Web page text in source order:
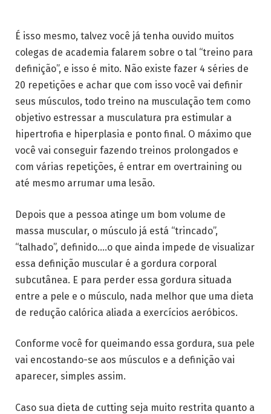
É isso mesmo, talvez você já tenha ouvido muitos
colegas de academia falarem sobre o tal “treino para
definição”, e isso é mito. Não existe fazer 4 séries de
20 repetições e achar que com isso você vai definir
seus músculos, todo treino na musculação tem como
objetivo estressar a musculatura pra estimular a
hipertrofia e hiperplasia e ponto final. O máximo que
você vai conseguir fazendo treinos prolongados e
com várias repetições, é entrar em overtraining ou
até mesmo arrumar uma lesão.
Depois que a pessoa atinge um bom volume de
massa muscular, o músculo já está “trincado”,
“talhado”, definido….o que ainda impede de visualizar
essa definição muscular é a gordura corporal
subcutânea. E para perder essa gordura situada
entre a pele e o músculo, nada melhor que uma dieta
de redução calórica aliada a exercícios aeróbicos.
Conforme você for queimando essa gordura, sua pele
vai encostando-se aos músculos e a definição vai
aparecer, simples assim.
Caso sua dieta de cutting seja muito restrita quanto a